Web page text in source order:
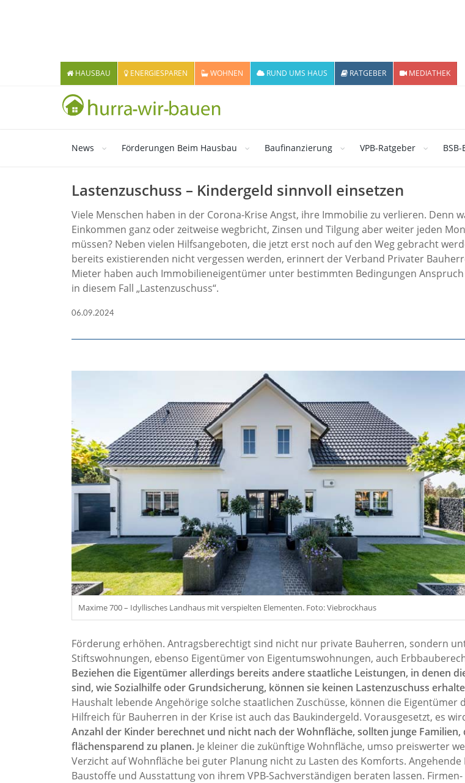
HAUSBAU ENERGIESPAREN WOHNEN RUND UMS HAUS RATGEBER MEDIATHEK
News Förderungen Beim Hausbau Baufinanzierung VPB-Ratgeber
Lastenzuschuss – Kindergeld sinnvoll einsetzen
Viele Menschen haben in der Corona-Krise Angst, ihre Immobilie zu verlieren. Denn
Einkommen ganz oder zeitweise wegbricht, Zinsen und Tilgung aber weiter jeden
müssen? Neben vielen Hilfsangeboten, die jetzt erst noch auf den Weg gebracht
bereits existierenden nicht vergessen werden, erinnert der Verband Privater
Mieter haben auch Immobilieneigentümer unter bestimmten Bedingungen
in diesem Fall „Lastenzuschuss“.
06.09.2024
Maxime 700 – Idyllisches Landhaus mit verspielten Elementen. Foto: Viebrockhaus
Förderung erhöhen. Antragsberechtigt sind nicht nur private Bauherren, sondern
Stiftswohnungen, ebenso Eigentümer von Eigentumswohnungen, auch
Beziehen die Eigentümer allerdings bereits andere staatliche Leistungen, in denen
sind, wie Sozialhilfe oder Grundsicherung, können sie keinen Lastenzuschuss
Haushalt lebende Angehörige solche staatlichen Zuschüsse, können die Eigentümer
Hilfreich für Bauherren in der Krise ist auch das Baukindergeld. Vorausgesetzt, es
Anzahl der Kinder berechnet und nicht nach der Wohnfläche, sollten junge
flächensparend zu planen. Je kleiner die zukünftige Wohnfläche, umso preiswerter
Verzicht auf Wohnfläche bei guter Planung nicht zu Lasten des Komforts.
Baustoffe und Ausstattung von ihrem VPB-Sachverständigen beraten lassen.